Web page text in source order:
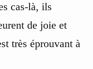
cas-là, ils
de joie et
très éprouvant à